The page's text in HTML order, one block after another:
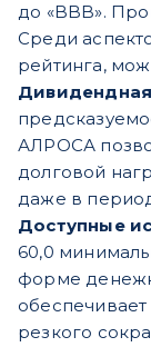
до «BBB».
Среди
рейтинга,
АЛРОСА
долговой
даже в
Доступные
60,0
форме
резкого